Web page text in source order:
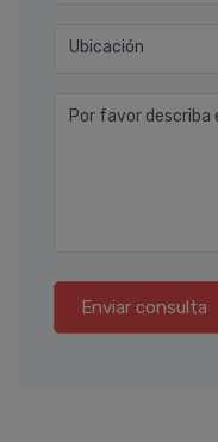
Ubicación
Por favor describa
Enviar consulta